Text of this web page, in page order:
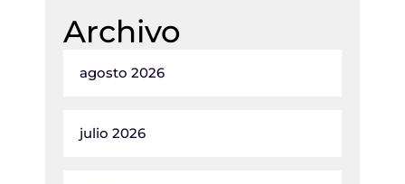
Archivo
agosto 2026
julio 2026